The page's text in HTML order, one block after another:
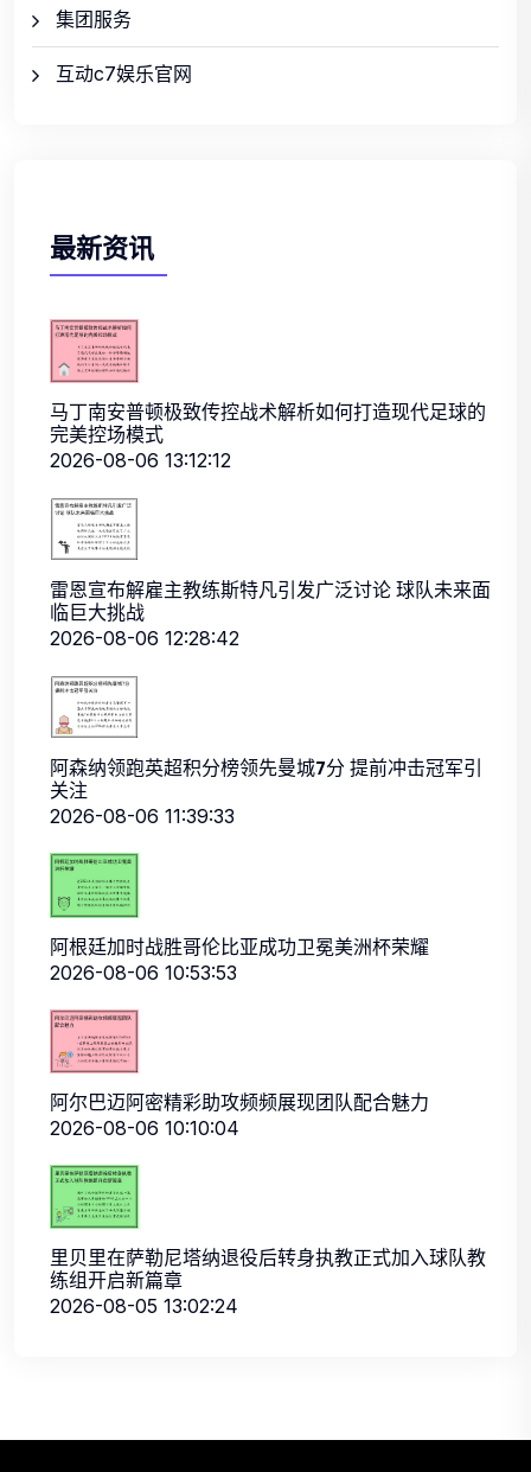
集团服务
互动c7娱乐官网
最新资讯
马丁南安普顿极致传控战术解析如何打造现代足球的
完美控场模式
2026-08-06 13:12:12
雷恩宣布解雇主教练斯特凡引发广泛讨论 球队未来面
临巨大挑战
2026-08-06 12:28:42
阿森纳领跑英超积分榜领先曼城7分 提前冲击冠军引
关注
2026-08-06 11:39:33
阿根廷加时战胜哥伦比亚成功卫冕美洲杯荣耀
2026-08-06 10:53:53
阿尔巴迈阿密精彩助攻频频展现团队配合魅力
2026-08-06 10:10:04
里贝里在萨勒尼塔纳退役后转身执教正式加入球队教
练组开启新篇章
2026-08-05 13:02:24